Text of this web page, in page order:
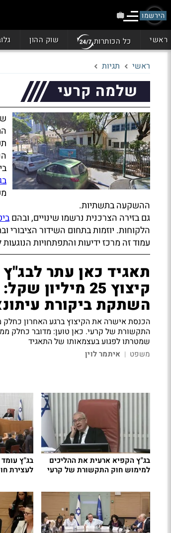
הירשמו
ראשי כל הכותרות שוק ההון
ראשי תגיות
שלמה קרעי
ההשקעה בתשתיות.
גם בזירה הצרכנית נרשמו שינויים, ובהם
הלקוחות. יוזמות בתחום השידור הציבורי
עמוד זה מרכז ידיעות והתפתחויות
תאגיד כאן עתר לבג"ץ
קיצוץ 25 מיליון שקל:
השתקת ביקורת
הכנסת אישרה את הקיצוץ ברגע האחרון כחלק
התקשורת של קרעי. כאן טוען: מדובר כחלק
שמטרתו לפגוע בעצמאותו של התאגיד
משפט | איתמר לוין
בג"ץ הקפיא ארעית את ההליכים
למימוש חוק התקשורת של קרעי
בג"ץ
לעצירת